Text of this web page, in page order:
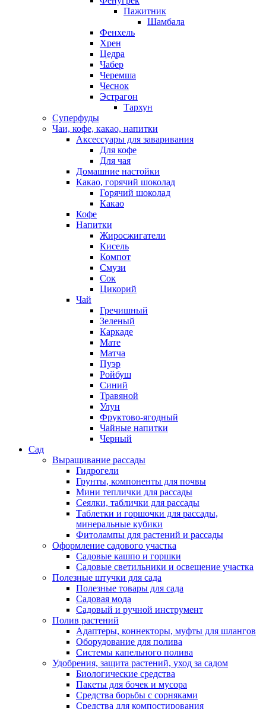
Пажитник
Шамбала
Фенхель
Хрен
Цедра
Чабер
Черемша
Чеснок
Эстрагон
Тархун
Суперфуды
Чаи, кофе, какао, напитки
Аксессуары для заваривания
Для кофе
Для чая
Домашние настойки
Какао, горячий шоколад
Горячий шоколад
Какао
Кофе
Напитки
Жиросжигатели
Кисель
Компот
Смузи
Сок
Цикорий
Чай
Гречишный
Зеленый
Каркаде
Мате
Матча
Пуэр
Ройбуш
Синий
Травяной
Улун
Фруктово-ягодный
Чайные напитки
Черный
Сад
Выращивание рассады
Гидрогели
Грунты, компоненты для почвы
Мини теплички для рассады
Сеялки, таблички для рассады
Таблетки и горшочки для рассады,
минеральные кубики
Фитолампы для растений и рассады
Оформление садового участка
Садовые кашпо и горшки
Садовые светильники и освещение участка
Полезные штучки для сада
Полезные товары для сада
Садовая мода
Садовый и ручной инструмент
Полив растений
Адаптеры, коннекторы, муфты для шлангов
Оборудование для полива
Системы капельного полива
Удобрения, защита растений, уход за садом
Биологические средства
Пакеты для бочек и мусора
Средства борьбы с сорняками
Средства для компостирования